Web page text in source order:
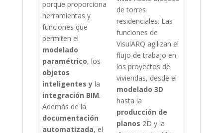
porque proporciona
herramientas y
funciones que
permiten el
modelado
paramétrico, los
objetos
inteligentes y la
integración BIM.
Además de la
documentación
automatizada, el
de torres
residenciales. Las
funciones de
VisulARQ agilizan el
flujo de trabajo en
los proyectos de
viviendas, desde el
modelado 3D
hasta la
producción de
planos 2D y la